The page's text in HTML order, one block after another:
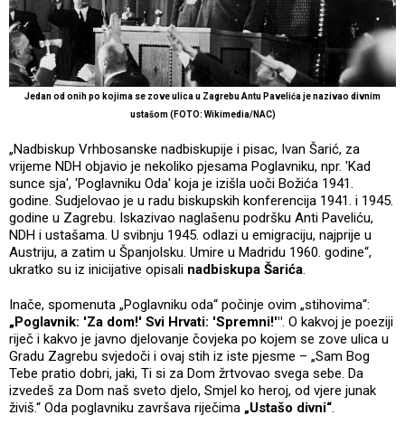
Jedan od onih po kojima se zove ulica u Zagrebu Antu Pavelića je nazivao divnim
ustašom (FOTO: Wikimedia/NAC)
„Nadbiskup Vrhbosanske nadbiskupije i pisac, Ivan Šarić, za
vrijeme NDH objavio je nekoliko pjesama Poglavniku, npr. 'Kad
sunce sja', 'Poglavniku Oda' koja je izišla uoči Božića 1941.
godine. Sudjelovao je u radu biskupskih konferencija 1941. i 1945.
godine u Zagrebu. Iskazivao naglašenu podršku Anti Paveliću,
NDH i ustašama. U svibnju 1945. odlazi u emigraciju, najprije u
Austriju, a zatim u Španjolsku. Umire u Madridu 1960. godine“,
ukratko su iz inicijative opisali nadbiskupa Šarića.
Inače, spomenuta „Poglavniku oda“ počinje ovim „stihovima“:
„Poglavnik: 'Za dom!' Svi Hrvati: 'Spremni!'". O kakvoj je poeziji
riječ i kakvo je javno djelovanje čovjeka po kojem se zove ulica u
Gradu Zagrebu svjedoči i ovaj stih iz iste pjesme – „Sam Bog
Tebe pratio dobri, jaki, Ti si za Dom žrtvovao svega sebe. Da
izvedeš za Dom naš sveto djelo, Smjel ko heroj, od vjere junak
živiš.“ Oda poglavniku završava riječima „Ustašo divni“.